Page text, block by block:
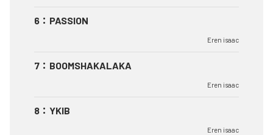
6 ： PASSION
Eren isaac
7 ： BOOMSHAKALAKA
Eren isaac
8 ： YKIB
Eren isaac